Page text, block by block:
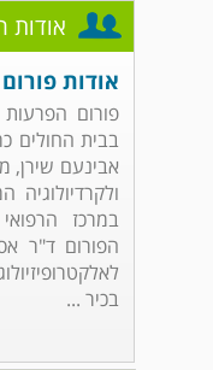
אודות
אודות
פורום
בבית החולים
אבינעם שירן,
במרכז
הפורום ד"ר
בכיר ...